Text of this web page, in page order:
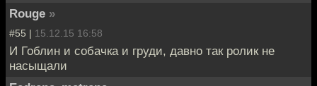
Rouge »
#55 | 15.12.15 16:58
И Гоблин и собачка и груди, давно так ролик не
насыщали